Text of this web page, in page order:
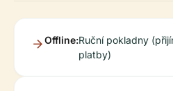
Offline:Ruční pokladny
platby)